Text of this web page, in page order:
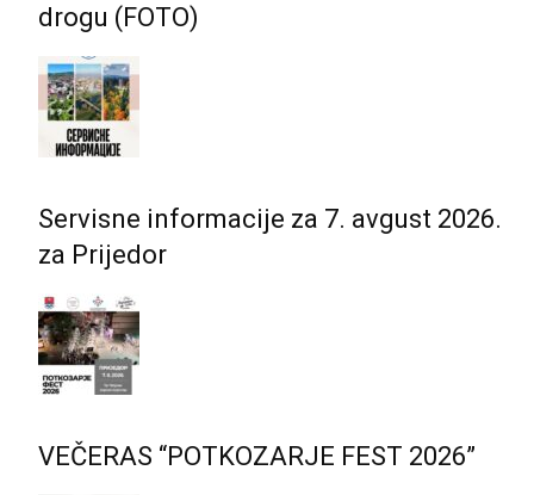
drogu (FOTO)
Servisne informacije za 7. avgust 2026.
za Prijedor
VEČERAS “POTKOZARJE FEST 2026”